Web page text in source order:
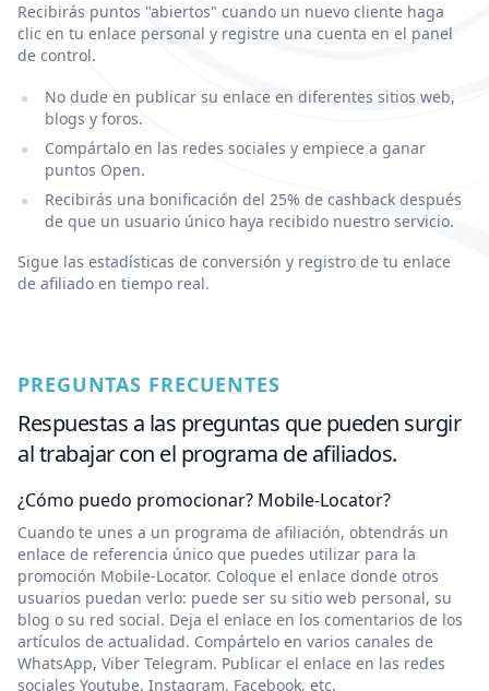
Recibirás puntos "abiertos" cuando un nuevo cliente haga
clic en tu enlace personal y registre una cuenta en el panel
de control.
No dude en publicar su enlace en diferentes sitios web,
blogs y foros.
Compártalo en las redes sociales y empiece a ganar
puntos Open.
Recibirás una bonificación del 25% de cashback después
de que un usuario único haya recibido nuestro servicio.
Sigue las estadísticas de conversión y registro de tu enlace
de afiliado en tiempo real.
PREGUNTAS FRECUENTES
Respuestas a las preguntas que pueden surgir
al trabajar con el programa de afiliados.
¿Cómo puedo promocionar? Mobile-Locator?
Cuando te unes a un programa de afiliación, obtendrás un
enlace de referencia único que puedes utilizar para la
promoción Mobile-Locator. Coloque el enlace donde otros
usuarios puedan verlo: puede ser su sitio web personal, su
blog o su red social. Deja el enlace en los comentarios de los
artículos de actualidad. Compártelo en varios canales de
WhatsApp, Viber Telegram. Publicar el enlace en las redes
sociales Youtube, Instagram, Facebook, etc.